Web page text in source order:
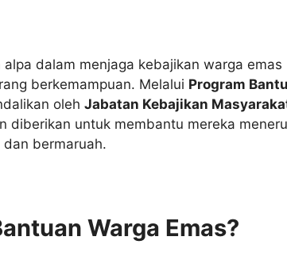
dalam menjaga kebajikan warga emas
berkemampuan. Melalui Program
oleh Jabatan Kebajikan
diberikan untuk membantu mereka
bermaruah.
Warga Emas?